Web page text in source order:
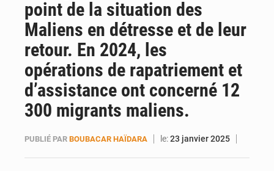
Bamako joue avec le feu
point de la situation des
Maliens en détresse et de leur
retour. En 2024, les
opérations de rapatriement et
d’assistance ont concerné 12
300 migrants maliens.
PUBLIÉ PAR BOUBACAR HAÏDARA le:23 janvier 2025